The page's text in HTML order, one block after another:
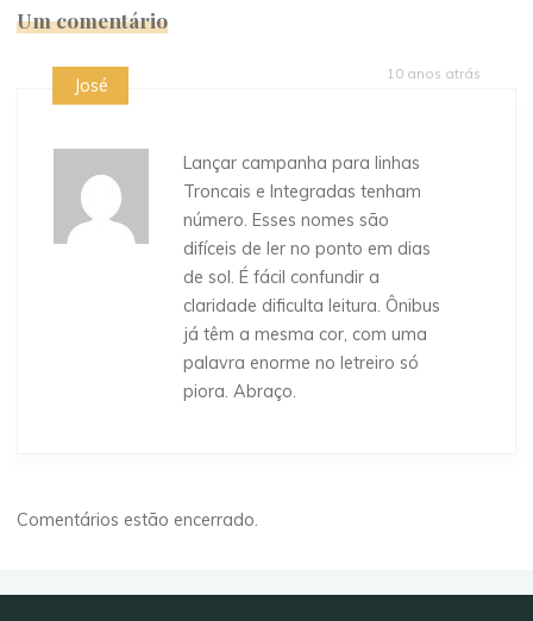
Um comentário
10 anos atrás
José
Lançar campanha para linhas
Troncais e Integradas tenham
número. Esses nomes são
difíceis de ler no ponto em dias
de sol. É fácil confundir a
claridade dificulta leitura. Ônibus
já têm a mesma cor, com uma
palavra enorme no letreiro só
piora. Abraço.
Comentários estão encerrado.